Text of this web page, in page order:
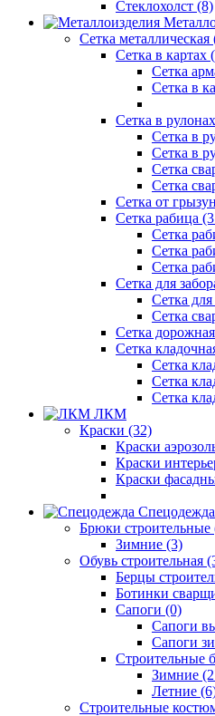
Стеклохолст (8)
Сетка металлическая
Сетка в картах
Сетка
Сетка в
Сетка в
Сетка в
Сетка в
Сетка
Сетка
Сетка от
Сетка рабица
Сетка
Сетка
Сетка
Сетка для
Сетка
Сетка
Сетка
Сетка
Сетка
Сетка
Сетка
ЛКМ
Краски (32)
Краски
Краски
Краски
Спецодежда
Брюки строительные
Зимние (3)
Обувь строительная
Берцы
Ботинки
Сапоги (0)
Сапоги
Сапоги
Строительные
Зимние
Летние
Строительные